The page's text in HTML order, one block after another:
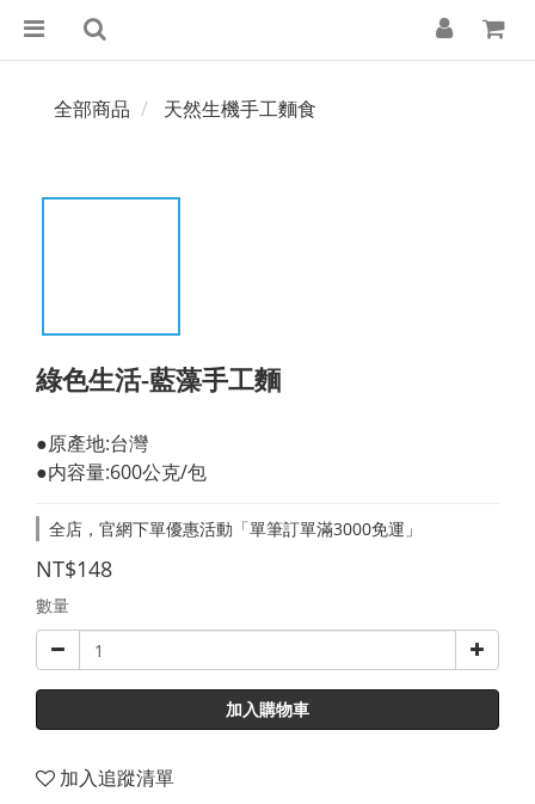
全部商品 天然生機手工麵食
綠色生活-藍藻手工麵
●原產地:台灣
●内容量:600公克/包
全店，官網下單優惠活動「單筆訂單滿3000免運」
NT$148
數量
加入購物車
加入追蹤清單